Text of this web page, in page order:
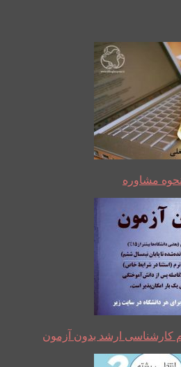
مشاوره
کارشناسی ارشد بدون آزمون